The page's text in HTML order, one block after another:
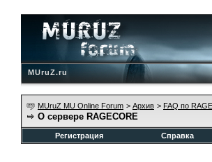
MUruZ.ru
MUruZ MU Online Forum > Архив > FAQ по
О сервере RAGECORE
Регистрация Справка